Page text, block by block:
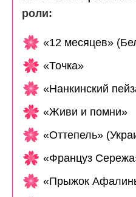
роли:
«12 месяцев»
«Точка»
«Нанкинский
«Живи и помни»
«Оттепель»
«Француз
«Прыжок